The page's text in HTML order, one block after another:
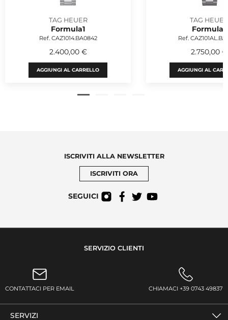
TAG HEUER
Formula1
Ref. CAZ1014.BA0842
2.400,00 €
AGGIUNGI AL CARRELLO
TAG HEUER
Formula1
Ref.
2.750,00 €
AGGIUNGI AL
ISCRIVITI ALLA NEWSLETTER
ISCRIVITI ORA
SEGUICI
SERVIZIO CLIENTI
CONTATTACI PER EMAIL CHIAMACI +39 0743 49837
SERVIZI